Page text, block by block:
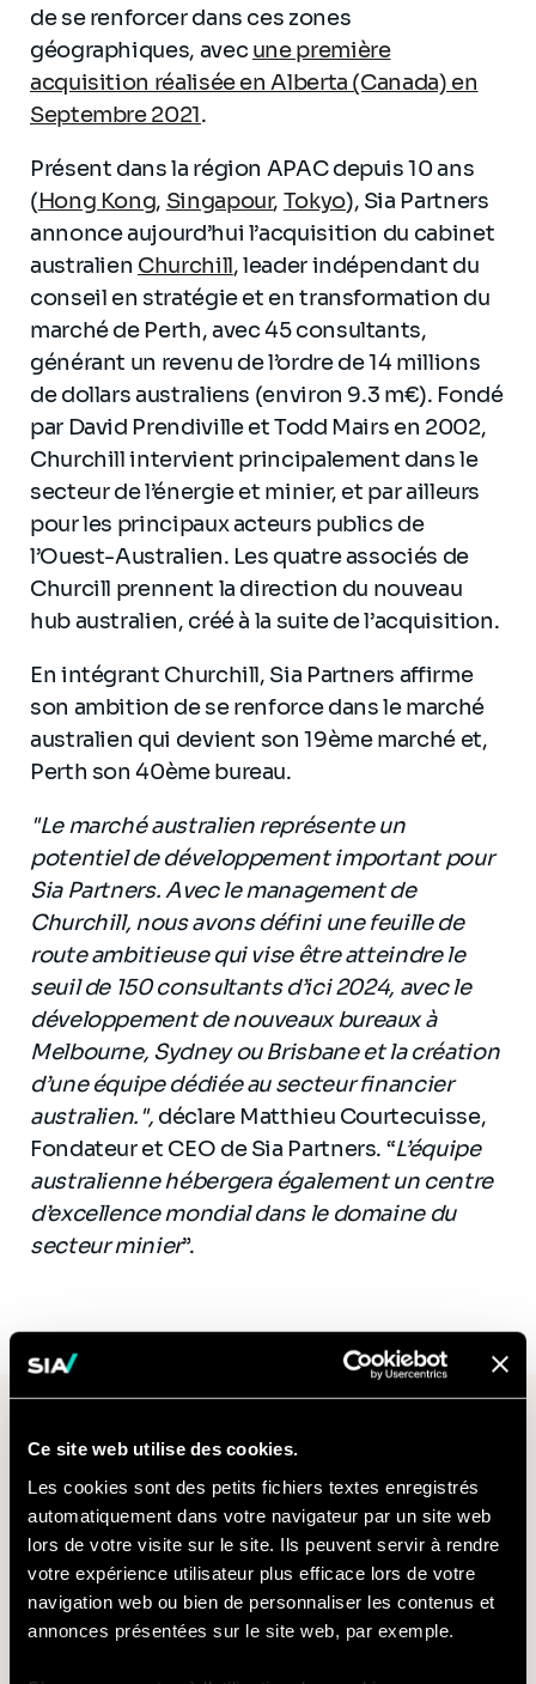
Ce site web utilise des cookies.
Les cookies sont des petits fichiers textes enregistrés
automatiquement dans votre navigateur par un site web
lors de votre visite sur le site. Ils peuvent servir à rendre
votre expérience utilisateur plus efficace lors de votre
navigation web ou bien de personnaliser les contenus et
annonces présentées sur le site web, par exemple.
de se renforcer dans ces zones
géographiques, avecune première
acquisition réalisée en Alberta (Canada) en
Septembre 2021.
Présent dans la région APAC depuis 10 ans
(Hong Kong, Singapour, Tokyo), Sia Partners
annonce aujourd’hui l’acquisition du cabinet
australien Churchill, leader indépendant du
conseil en stratégie et en transformation du
marché de Perth, avec 45 consultants,
générant un revenu de l’ordre de 14 millions
de dollars australiens (environ 9.3 m€). Fondé
par David Prendiville et Todd Mairs en 2002,
Churchill intervient principalement dans le
secteur de l’énergie et minier, et par ailleurs
pour les principaux acteurs publics de
l’Ouest-Australien. Les quatre associés de
Churcill prennent la direction du nouveau
hub australien, créé à la suite de l’acquisition.
En intégrant Churchill, Sia Partners affirme
son ambition de se renforce dans le marché
australien qui devient son 19ème marché et,
Perth son 40ème bureau.
"Le marché australien représente un
potentiel de développement important pour
Sia Partners. Avec le management de
Churchill, nous avons défini une feuille de
route ambitieuse qui vise être atteindre le
seuil de 150 consultants d’ici 2024, avec le
développement de nouveaux bureaux à
Melbourne, Sydney ou Brisbane et la création
d’une équipe dédiée au secteur financier
australien.", déclare Matthieu Courtecuisse,
Fondateur et CEO de Sia Partners. “L’équipe
australienne hébergera également un centre
d’excellence mondial dans le domaine du
secteur minier”.
Nous contacter
Objet